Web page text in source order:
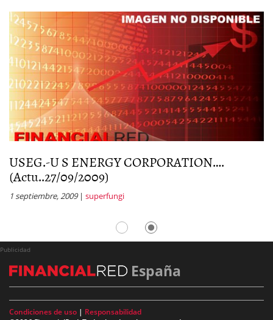
USEG.-U S ENERGY CORPORATION….
(Actu..27/09/2009)
1 septiembre, 2009| superfungi
Publicidad
España
Condiciones de uso | Responsabilidad